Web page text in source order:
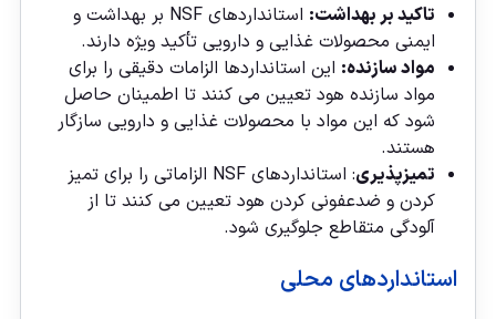
تاکید بر بهداشت:
استانداردهای NSF بر بهداشت و
ایمنی محصولات غذایی و دارویی تأکید ویژه دارند.
مواد سازنده: این استانداردها الزامات دقیقی را برای
مواد سازنده هود تعیین می‌ کنند تا اطمینان حاصل
شود که این مواد با محصولات غذایی و دارویی سازگار
هستند.
تمیزپذیری
: استانداردهای NSF الزاماتی را برای تمیز
کردن و ضدعفونی کردن هود تعیین می‌ کنند تا از
آلودگی متقاطع جلوگیری شود.
استانداردهای محلی